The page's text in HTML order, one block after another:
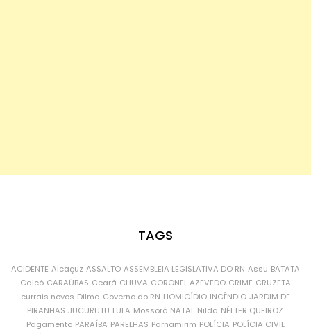
TAGS
ACIDENTE Alcaçuz ASSALTO ASSEMBLEIA LEGISLATIVA DO RN Assu BATATA
Caicó CARAÚBAS Ceará CHUVA CORONEL AZEVEDO CRIME CRUZETA
currais novos Dilma Governo do RN HOMICÍDIO INCÊNDIO JARDIM DE
PIRANHAS JUCURUTU LULA Mossoró NATAL Nilda NÉLTER QUEIROZ
Pagamento PARAÍBA PARELHAS Parnamirim POLÍCIA POLÍCIA CIVIL